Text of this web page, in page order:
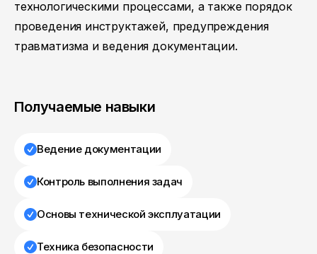
технологическими процессами, а также порядок
проведения инструктажей, предупреждения
травматизма и ведения документации.
Получаемые навыки
Ведение документации
Контроль выполнения задач
Основы технической эксплуатации
Техника безопасности